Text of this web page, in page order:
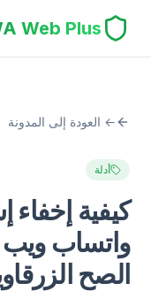
Web Plus
← العودة إلى المدونة
أدلة
كيفية إخفاء
واتساب ويب
الصح